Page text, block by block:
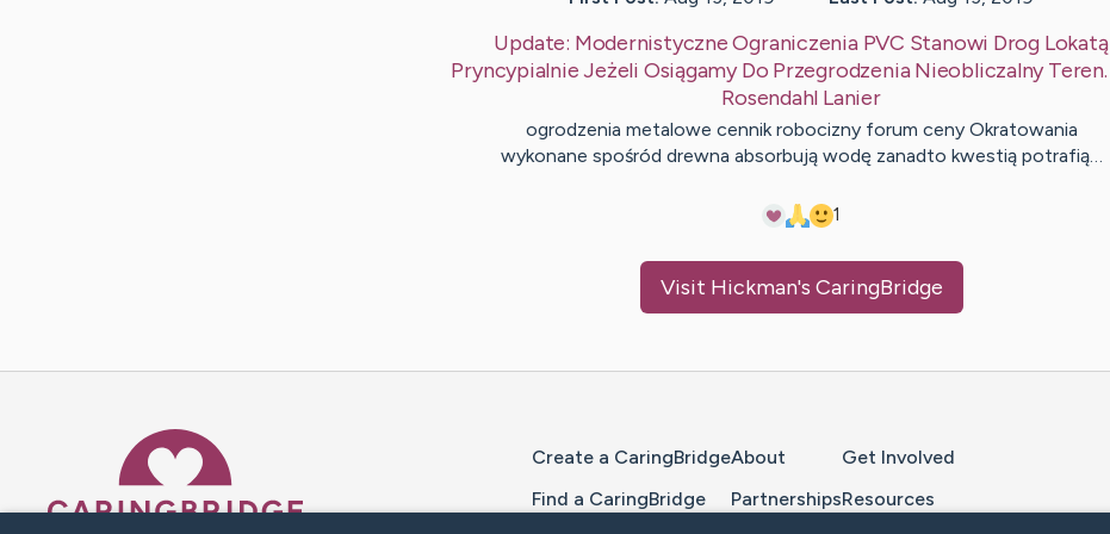
Update: Modernistyczne Ograniczenia PVC Stanowi Drog Lokatą
Pryncypialnie Jeżeli Osiągamy Do Przegrodzenia Nieobliczalny Teren.
Rosendahl Lanier
ogrodzenia metalowe cennik robocizny forum ceny Okratowania
wykonane spośród drewna absorbują wodę zanadto kwestią potrafią…
1
Visit Hickman's CaringBridge
Create a CaringBridge
Find a CaringBridge
About
Partnerships
Get Involved
Resources